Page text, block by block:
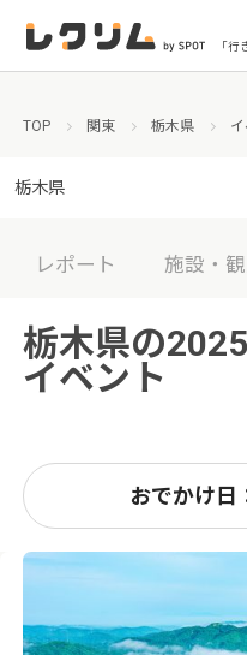
「
TOP 関東 栃木県
栃木県
レポート 施設・
栃木県の
イベント
おでかけ日